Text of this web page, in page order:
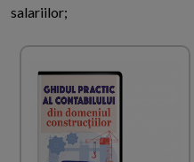
salariilor;